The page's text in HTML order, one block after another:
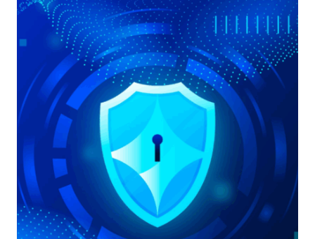
AUTENTICAZIONE
UTENTE
NELL’ARCHITETTURA
ZERO
TRUST